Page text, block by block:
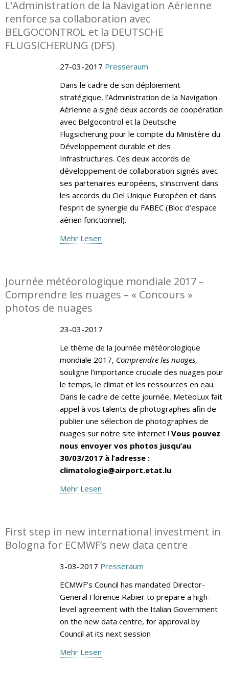
L’Administration de la Navigation Aérienne
renforce sa collaboration avec
BELGOCONTROL et la DEUTSCHE
FLUGSICHERUNG (DFS)
27-03-2017 Presseraum
Dans le cadre de son déploiement
stratégique, l’Administration de la Navigation
Aérienne a signé deux accords de coopération
avec Belgocontrol et la Deutsche
Flugsicherung pour le compte du Ministère du
Développement durable et des
Infrastructures. Ces deux accords de
développement de collaboration signés avec
ses partenaires européens, s’inscrivent dans
les accords du Ciel Unique Européen et dans
l’esprit de synergie du FABEC (Bloc d’espace
aérien fonctionnel).
Mehr Lesen
Journée météorologique mondiale 2017 –
Comprendre les nuages – « Concours »
photos de nuages
23-03-2017
Le thème de la Journée météorologique
mondiale 2017, Comprendre les nuages,
souligne l’importance cruciale des nuages pour
le temps, le climat et les ressources en eau.
Dans le cadre de cette journée, MeteoLux fait
appel à vos talents de photographes afin de
publier une sélection de photographies de
nuages sur notre site internet ! Vous pouvez
nous envoyer vos photos jusqu’au
30/03/2017 à l’adresse :
climatologie@airport.etat.lu
Mehr Lesen
First step in new international investment in
Bologna for ECMWF’s new data centre
3-03-2017 Presseraum
ECMWF’s Council has mandated Director-
General Florence Rabier to prepare a high-
level agreement with the Italian Government
on the new data centre, for approval by
Council at its next session
Mehr Lesen